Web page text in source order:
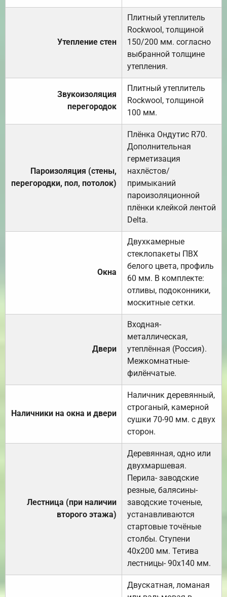
Утепление стен
Плитный утеплитель
Rockwool, толщиной
150/200 мм. согласно
выбранной толщине
утепления.
Звукоизоляция
перегородок
Плитный утеплитель
Rockwool, толщиной
100 мм.
Пароизоляция (стены,
перегородки, пол, потолок)
Плёнка Ондутис R70.
Дополнительная
герметизация
нахлёстов/
примыканий
пароизоляционной
плёнки клейкой лентой
Delta.
Окна
Двухкамерные
стеклопакеты ПВХ
белого цвета, профиль
60 мм. В комплекте:
отливы, подоконники,
москитные сетки.
Двери
Входная-
металлическая,
утеплённая (Россия).
Межкомнатные-
филёнчатые.
Наличники на окна и двери
Наличник деревянный,
строганый, камерной
сушки 70-90 мм. с двух
сторон.
Лестница (при наличии
второго этажа)
Деревянная, одно или
двухмаршевая.
Перила- заводские
резные, балясины-
заводские точеные,
устанавливаются
стартовые точёные
столбы. Ступени
40х200 мм. Тетива
лестницы- 90х140 мм.
Двускатная, ломаная